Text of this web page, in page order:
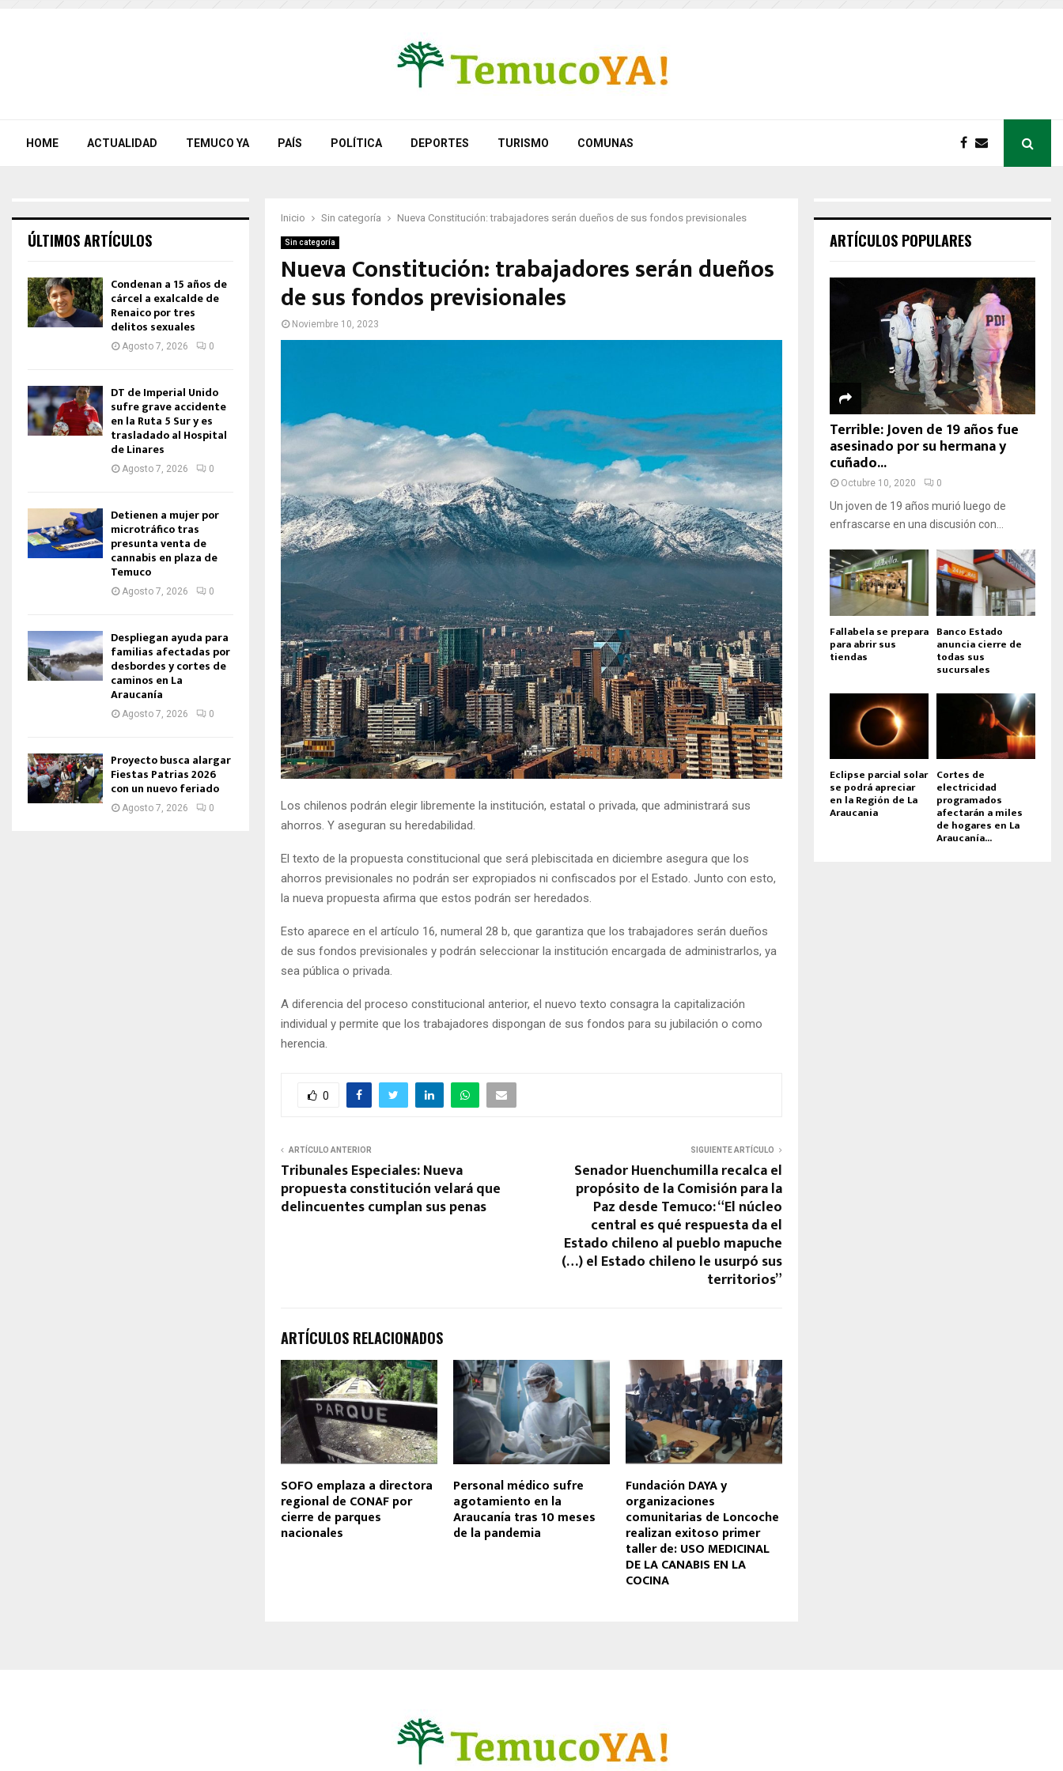
HOME ACTUALIDAD TEMUCO YA PAÍS POLÍTICA DEPORTES TURISMO COMUNAS
Inicio Sin categoría Nueva Constitución: trabajadores serán dueños de sus fondos previsionales
Sin categoría
Nueva Constitución: trabajadores serán dueños
de sus fondos previsionales
Noviembre 10, 2023
Los chilenos podrán elegir libremente la institución, estatal o privada, que administrará sus
ahorros. Y aseguran su heredabilidad.
El texto de la propuesta constitucional que será plebiscitada en diciembre asegura que los
ahorros previsionales no podrán ser expropiados ni confiscados por el Estado. Junto con esto,
la nueva propuesta afirma que estos podrán ser heredados.
Esto aparece en el artículo 16, numeral 28 b, que garantiza que los trabajadores serán dueños
de sus fondos previsionales y podrán seleccionar la institución encargada de administrarlos, ya
sea pública o privada.
A diferencia del proceso constitucional anterior, el nuevo texto consagra la capitalización
individual y permite que los trabajadores dispongan de sus fondos para su jubilación o como
herencia.
0
ARTÍCULO ANTERIOR
Tribunales Especiales: Nueva
propuesta constitución velará que
delincuentes cumplan sus penas
SIGUIENTE ARTÍCULO
Senador Huenchumilla recalca el
propósito de la Comisión para la
Paz desde Temuco: “El núcleo
central es qué respuesta da el
Estado chileno al pueblo mapuche
(…) el Estado chileno le usurpó sus
territorios”
ARTÍCULOS RELACIONADOS
SOFO emplaza a directora
regional de CONAF por
cierre de parques
nacionales
Personal médico sufre
agotamiento en la
Araucanía tras 10 meses
de la pandemia
Fundación DAYA y
organizaciones
comunitarias de Loncoche
realizan exitoso primer
taller de: USO MEDICINAL
DE LA CANABIS EN LA
COCINA
ÚLTIMOS ARTÍCULOS
Condenan a 15 años de
cárcel a exalcalde de
Renaico por tres
delitos sexuales
Agosto 7, 2026 0
DT de Imperial Unido
sufre grave accidente
en la Ruta 5 Sur y es
trasladado al Hospital
de Linares
Agosto 7, 2026 0
Detienen a mujer por
microtráfico tras
presunta venta de
cannabis en plaza de
Temuco
Agosto 7, 2026 0
Despliegan ayuda para
familias afectadas por
desbordes y cortes de
caminos en La
Araucanía
Agosto 7, 2026 0
Proyecto busca alargar
Fiestas Patrias 2026
con un nuevo feriado
Agosto 7, 2026 0
ARTÍCULOS POPULARES
Terrible: Joven de 19 años fue
asesinado por su hermana y
cuñado...
Octubre 10, 2020 0
Un joven de 19 años murió luego de
enfrascarse en una discusión con...
Fallabela se prepara
para abrir sus
tiendas
Banco Estado
anuncia cierre de
todas sus
sucursales
Eclipse parcial solar
se podrá apreciar
en la Región de La
Araucania
Cortes de
electricidad
programados
afectarán a miles
de hogares en La
Araucanía...